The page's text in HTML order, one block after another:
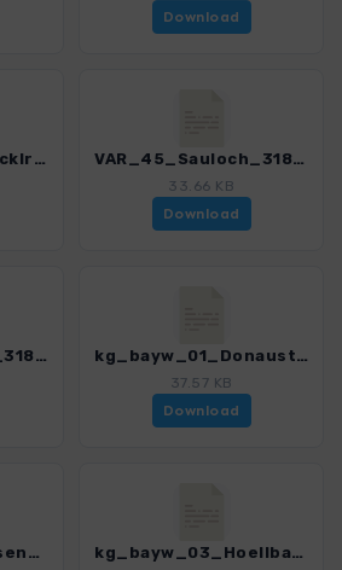
Download
VAR_43_B_Brotjacklriegel_3189_1.gpx VAR_45_Sauloch_3189_1.gpx
33.66 KB
Download
VAR_50_Proeller_3189_1.gpx kg_bayw_01_Donaustauf_3189_1.gpx
37.57 KB
Download
kg_bayw_02_Wiesenfelden_3189_1.gpx kg_bayw_03_Hoellbachtal_3189_1.gpx